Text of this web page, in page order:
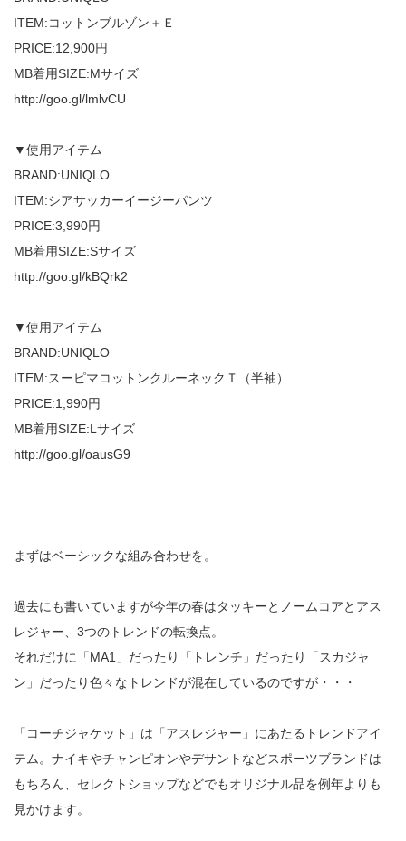
ITEM:コットンブルゾン＋Ｅ
PRICE:12,900円
MB着用SIZE:Mサイズ
http://goo.gl/lmlvCU
▼使用アイテム
BRAND:UNIQLO
ITEM:シアサッカーイージーパンツ
PRICE:3,990円
MB着用SIZE:Sサイズ
http://goo.gl/kBQrk2
▼使用アイテム
BRAND:UNIQLO
ITEM:スーピマコットンクルーネックＴ（半袖）
PRICE:1,990円
MB着用SIZE:Lサイズ
http://goo.gl/oausG9
まずはベーシックな組み合わせを。
過去にも書いていますが今年の春はタッキーとノームコアとアス
レジャー、3つのトレンドの転換点。
それだけに「MA1」だったり「トレンチ」だったり「スカジャ
ン」だったり色々なトレンドが混在しているのですが・・・
「コーチジャケット」は「アスレジャー」にあたるトレンドアイ
テム。ナイキやチャンピオンやデサントなどスポーツブランドは
もちろん、セレクトショップなどでもオリジナル品を例年よりも
見かけます。